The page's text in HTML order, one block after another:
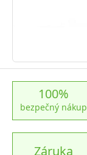
100%
bezpečný nákup
Záruka